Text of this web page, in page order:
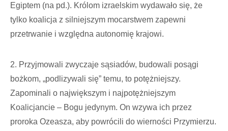
Egiptem (na pd.). Królom izraelskim wydawało się, że
tylko koalicja z silniejszym mocarstwem zapewni
przetrwanie i względna autonomię krajowi.
2. Przyjmowali zwyczaje sąsiadów, budowali posągi
bożkom, „podlizywali się” temu, to potężniejszy.
Zapominali o największym i najpotężniejszym
Koalicjancie – Bogu jedynym. On wzywa ich przez
proroka Ozeasza, aby powrócili do wierności Przymierzu.